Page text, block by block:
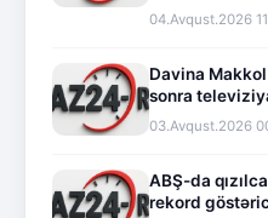
04.Avqust.2026
Davina
sonra
03.Avqust.2026
ABŞ-da
rekord